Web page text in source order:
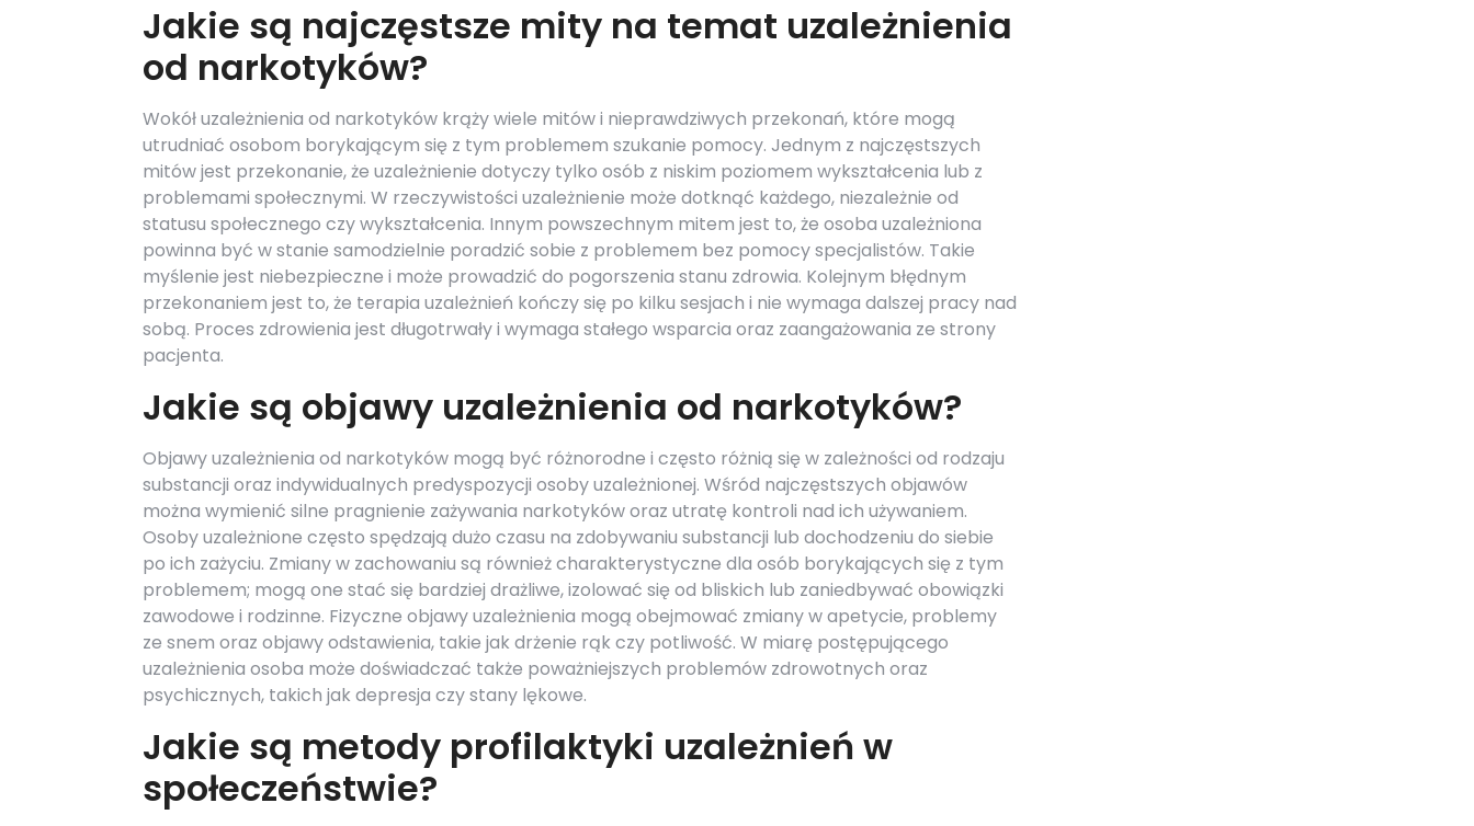
Jakie są najczęstsze mity na temat uzależnienia
od narkotyków?
Wokół uzależnienia od narkotyków krąży wiele mitów i nieprawdziwych przekonań, które mogą
utrudniać osobom borykającym się z tym problemem szukanie pomocy. Jednym z najczęstszych
mitów jest przekonanie, że uzależnienie dotyczy tylko osób z niskim poziomem wykształcenia lub z
problemami społecznymi. W rzeczywistości uzależnienie może dotknąć każdego, niezależnie od
statusu społecznego czy wykształcenia. Innym powszechnym mitem jest to, że osoba uzależniona
powinna być w stanie samodzielnie poradzić sobie z problemem bez pomocy specjalistów. Takie
myślenie jest niebezpieczne i może prowadzić do pogorszenia stanu zdrowia. Kolejnym błędnym
przekonaniem jest to, że terapia uzależnień kończy się po kilku sesjach i nie wymaga dalszej pracy nad
sobą. Proces zdrowienia jest długotrwały i wymaga stałego wsparcia oraz zaangażowania ze strony
pacjenta.
Jakie są objawy uzależnienia od narkotyków?
Objawy uzależnienia od narkotyków mogą być różnorodne i często różnią się w zależności od rodzaju
substancji oraz indywidualnych predyspozycji osoby uzależnionej. Wśród najczęstszych objawów
można wymienić silne pragnienie zażywania narkotyków oraz utratę kontroli nad ich używaniem.
Osoby uzależnione często spędzają dużo czasu na zdobywaniu substancji lub dochodzeniu do siebie
po ich zażyciu. Zmiany w zachowaniu są również charakterystyczne dla osób borykających się z tym
problemem; mogą one stać się bardziej drażliwe, izolować się od bliskich lub zaniedbywać obowiązki
zawodowe i rodzinne. Fizyczne objawy uzależnienia mogą obejmować zmiany w apetycie, problemy
ze snem oraz objawy odstawienia, takie jak drżenie rąk czy potliwość. W miarę postępującego
uzależnienia osoba może doświadczać także poważniejszych problemów zdrowotnych oraz
psychicznych, takich jak depresja czy stany lękowe.
Jakie są metody profilaktyki uzależnień w
społeczeństwie?